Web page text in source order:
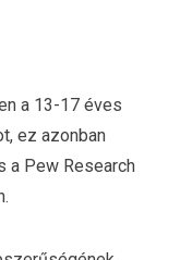
a 13-17 éves
ez azonban
a Pew Research